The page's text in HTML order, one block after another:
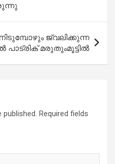
ജ്വലിക്കുന്ന
പാട്രിക് മരുതുംമൂട്ടിൽ
Required fields